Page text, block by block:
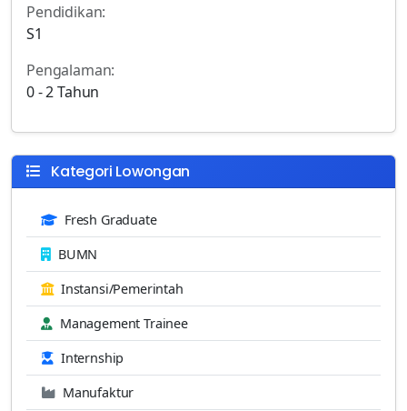
Pendidikan:
S1
Pengalaman:
0 - 2 Tahun
Kategori Lowongan
Fresh Graduate
BUMN
Instansi/Pemerintah
Management Trainee
Internship
Manufaktur